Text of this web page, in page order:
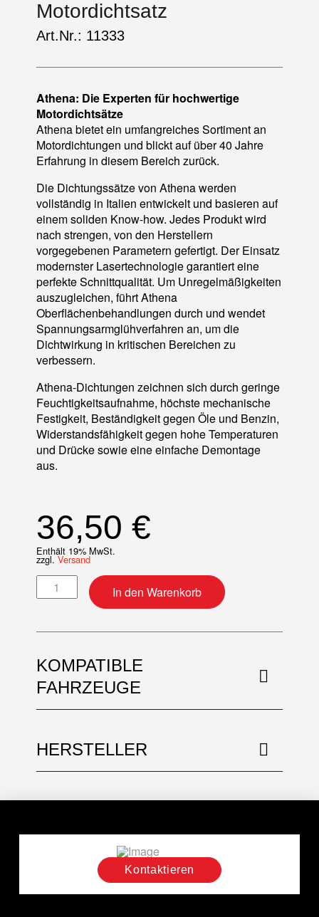
Motordichtsatz
Art.Nr.: 11333
Athena: Die Experten für hochwertige
Motordichtsätze
Athena bietet ein umfangreiches Sortiment an
Motordichtungen und blickt auf über 40 Jahre
Erfahrung in diesem Bereich zurück.
Die Dichtungssätze von Athena werden
vollständig in Italien entwickelt und basieren auf
einem soliden Know-how. Jedes Produkt wird
nach strengen, von den Herstellern
vorgegebenen Parametern gefertigt. Der Einsatz
modernster Lasertechnologie garantiert eine
perfekte Schnittqualität. Um Unregelmäßigkeiten
auszugleichen, führt Athena
Oberflächenbehandlungen durch und wendet
Spannungsarmglühverfahren an, um die
Dichtwirkung in kritischen Bereichen zu
verbessern.
Athena-Dichtungen zeichnen sich durch geringe
Feuchtigkeitsaufnahme, höchste mechanische
Festigkeit, Beständigkeit gegen Öle und Benzin,
Widerstandsfähigkeit gegen hohe Temperaturen
und Drücke sowie eine einfache Demontage
aus.
36,50 €
Enthält 19% MwSt.
zzgl. Versand
Motordichtsatz MengeIn den Warenkorb
KOMPATIBLE
FAHRZEUGE
HERSTELLER
Kontaktieren